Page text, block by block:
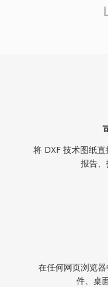
将 DXF 技术图纸
报告、
在任何网页浏览
件、桌